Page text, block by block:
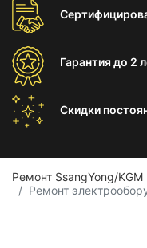
Гарантиядо 2
Скидки
Ремонт SsangYong/KGM
Ремонт